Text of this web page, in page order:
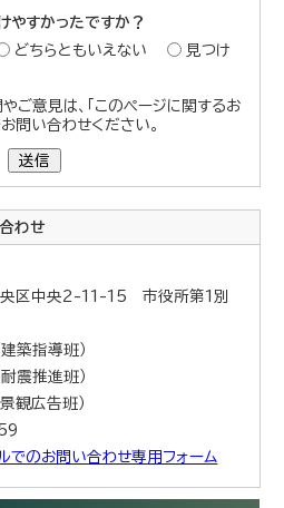
やすかったですか？
どちらともいえない
見つけ
ご意見は、「このページに関するお
問い合わせください。
送信
わせ
区中央2-11-15 市役所第1別
築指導班）
震推進班）
観広告班）
でのお問い合わせ専用フォーム